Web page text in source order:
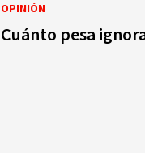
OPINIÓN
Cuánto pesa